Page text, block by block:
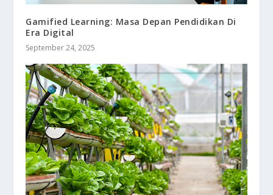
Gamified Learning: Masa Depan Pendidikan Di
Era Digital
September 24, 2025